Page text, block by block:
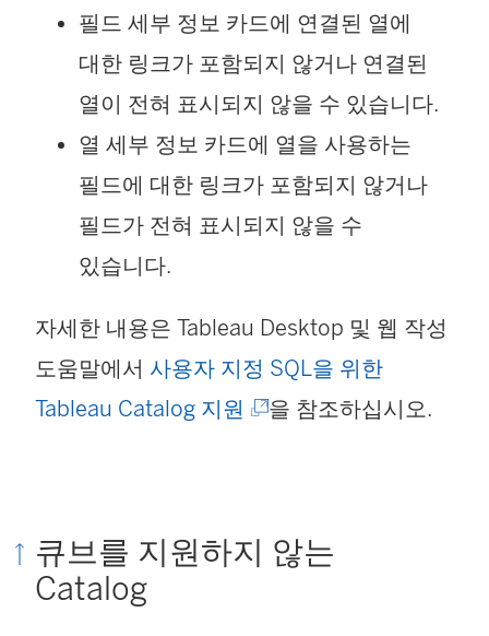
필드 세부 정보 카드에 연결된 열에
대한 링크가 포함되지 않거나 연결된
열이 전혀 표시되지 않을 수 있습니다.
열 세부 정보 카드에 열을 사용하는
필드에 대한 링크가 포함되지 않거나
필드가 전혀 표시되지 않을 수
있습니다.
자세한 내용은 Tableau Desktop 및 웹 작성
도움말에서 사용자 지정 SQL을 위한
Tableau Catalog 지원 (
새
을 참조하십시오.
큐브를 지원하지 않는
Catalog